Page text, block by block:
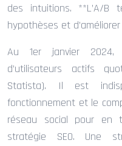
des intuitions. **L’A/B
hypothèses et
Au 1er janvier 2024,
d’utilisateurs actifs
Statista). Il est
fonctionnement et le
réseau social pour en
stratégie SEO. Une